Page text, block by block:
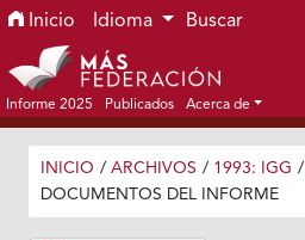
Ir al menú de navegación principal
Ir al contenido principal
Ir al pie de página del sitio
Inicio Idioma Buscar
Informe 2025 Publicados Acerca de
INICIO / ARCHIVOS / 1993: IGG /
DOCUMENTOS DEL INFORME